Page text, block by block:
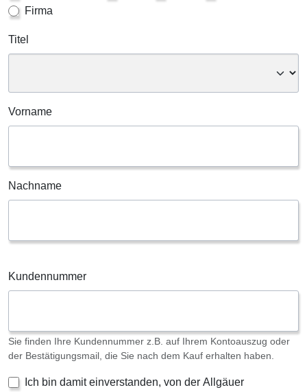
Firma
Titel
Vorname
Nachname
Kundennummer
Sie finden Ihre Kundennummer z.B. auf Ihrem Kontoauszug oder
der Bestätigungsmail, die Sie nach dem Kauf erhalten haben.
Ich bin damit einverstanden, von der Allgäuer